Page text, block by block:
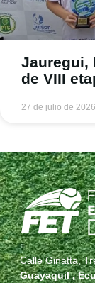
Jauregui,
de VIII
27 de julio de 2026
Calle Ginatta,
Guayaquil ,